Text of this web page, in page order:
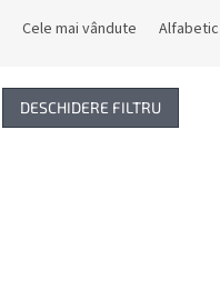
Cele mai vândute Alfabetic
DESCHIDERE FILTRU